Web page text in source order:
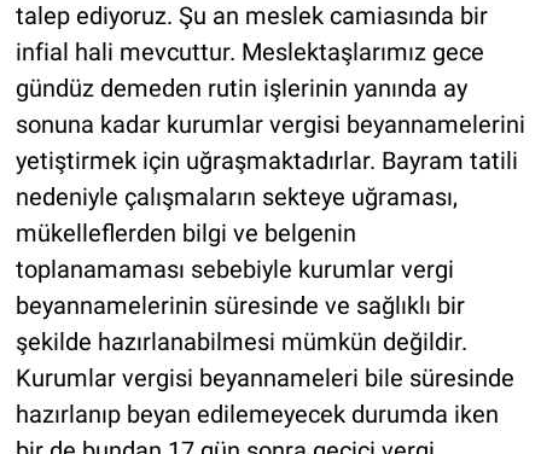
talep ediyoruz. Şu an meslek camiasında bir
infial hali mevcuttur. Meslektaşlarımız gece
gündüz demeden rutin işlerinin yanında ay
sonuna kadar kurumlar vergisi beyannamelerini
yetiştirmek için uğraşmaktadırlar. Bayram tatili
nedeniyle çalışmaların sekteye uğraması,
mükelleflerden bilgi ve belgenin
toplanamaması sebebiyle kurumlar vergi
beyannamelerinin süresinde ve sağlıklı bir
şekilde hazırlanabilmesi mümkün değildir.
Kurumlar vergisi beyannameleri bile süresinde
hazırlanıp beyan edilemeyecek durumda iken